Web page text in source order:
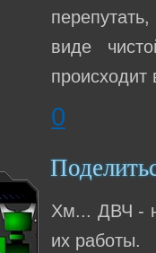
виде
0
Хм... ДВЧ -
их работы.